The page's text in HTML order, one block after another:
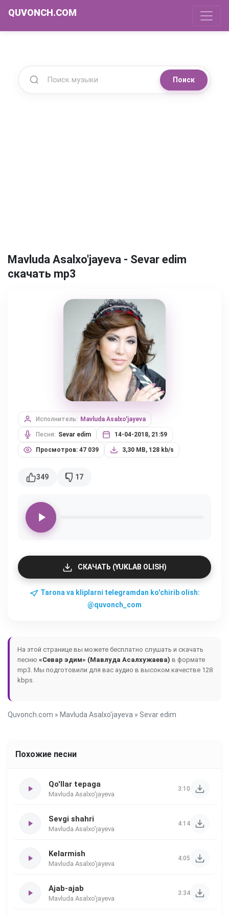
QUVONCH.COM
Поиск
Mavluda Asalxo'jayeva - Sevar edim
скачать mp3
Исполнитель: Mavluda Asalxo'jayeva
Песня: Sevar edim 14-04-2018, 21:59
Просмотров: 47 039 3,30 MB, 128 kb/s
349 17
СКАЧАТЬ (YUKLAB OLISH)
Tarona va kliplarni telegramdan ko'chirib olish:
@quvonch_com
На этой странице вы можете бесплатно слушать и скачать
песню «Севар эдим» (Мавлуда Асалхужаева) в формате
mp3. Мы подготовили для вас аудио в высоком качестве 128
kbps.
Quvonch.com » Mavluda Asalxo'jayeva » Sevar edim
Похожие песни
Qo'llar tepaga
Mavluda Asalxo'jayeva
3:10
Sevgi shahri
Mavluda Asalxo'jayeva
4:14
Kelarmish
Mavluda Asalxo'jayeva
4:05
Ajab-ajab
Mavluda Asalxo'jayeva
3:34